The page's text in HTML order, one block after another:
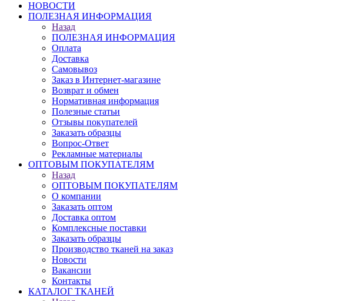
НОВОСТИ
ПОЛЕЗНАЯ ИНФОРМАЦИЯ
Назад
ПОЛЕЗНАЯ ИНФОРМАЦИЯ
Оплата
Доставка
Самовывоз
Заказ в Интернет-магазине
Возврат и обмен
Нормативная информация
Полезные статьи
Отзывы покупателей
Заказать образцы
Вопрос-Ответ
Рекламные материалы
ОПТОВЫМ ПОКУПАТЕЛЯМ
Назад
ОПТОВЫМ ПОКУПАТЕЛЯМ
О компании
Заказать оптом
Доставка оптом
Комплексные поставки
Заказать образцы
Производство тканей на заказ
Новости
Вакансии
Контакты
КАТАЛОГ ТКАНЕЙ